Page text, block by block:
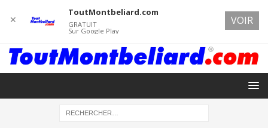
✕
ToutMontbeliard.com
GRATUIT
Sur Google Play
VOIR